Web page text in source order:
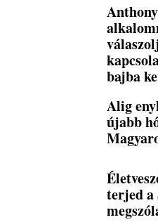
bajba
Alig
újabb
terjed a